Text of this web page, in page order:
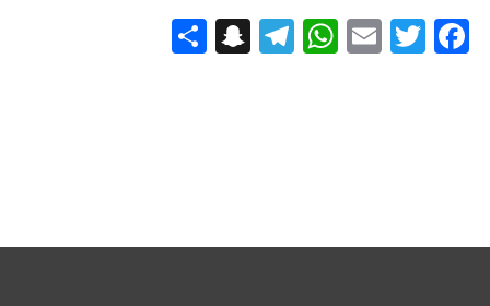
Facebook
Twitter
Email
WhatsApp
Telegram
Snapchat